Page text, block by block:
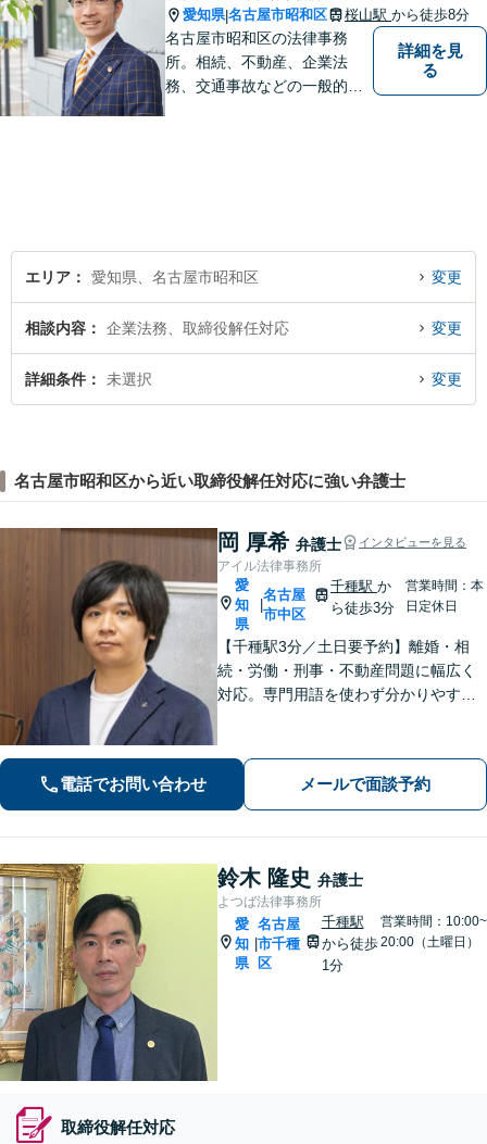
愛知県|名古屋市昭和区 桜山駅 から徒歩8分
名古屋市昭和区の法律事務
所。相続、不動産、企業法
務、交通事故などの一般的な
詳細を見
る
エリア 愛知県、名古屋市昭和区 変更
相談内容 企業法務、取締役解任対応 変更
詳細条件 未選択 変更
名古屋市昭和区から近い取締役解任対応に強い弁護士
岡 厚希 弁護士 インタビューを見る
アイル法律事務所
愛
知
県
名古屋
市中区
千種駅 か
ら徒歩3分
営業時間：本
日定休日
【千種駅3分／土日要予約】離婚・相
続・労働・刑事・不動産問題に幅広く
対応。専門用語を使わず分かりやすく
最適な解決策まで、期待を超える「必
要十分以上」のサポートをご提供しま
す。
電話でお問い合わせ メールで面談予約
鈴木 隆史 弁護士
よつば法律事務所
愛
知
県
|
名古屋
市千種
区
千種駅
から徒歩
1分
営業時間：10:00~
20:00（土曜日）
取締役解任対応